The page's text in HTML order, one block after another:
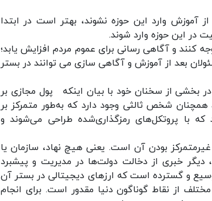
وارد این حوزه نشوند، بهتر است در ابتدا
در این حوزه وارد شوند‌.
کنند و آگاهی رسانی برای عموم مردم افزایش یابد؛
بعد از آموزش و آگاهی سازی می توانند در بستر
بخشی از سخنان خود با بیان اینکه پول مجازی بر
همچنان شخص ثالثی وجود دارد که به‌طور متمرکز بر
که با پروتکل‌های رمزگذاری‌شده طراحی می‌شوند و
بودن آن است. یعنی هیچ نهاد، سازمان یا
دیگر خبری از دخالت دولت‌ها در مدیریت و پیشبرد
و گسترده است که ارزهای دیجیتالی در بستر آن
از نقاط گوناگون دنیا مقدور است. برای انجام